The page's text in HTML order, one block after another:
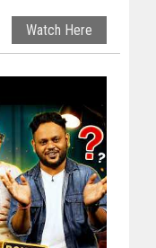
Watch Here